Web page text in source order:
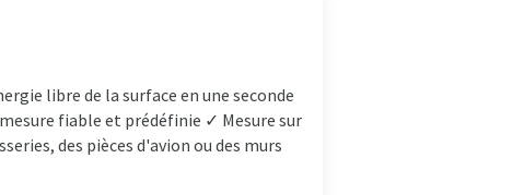
libre de la surface en une seconde
fiable et prédéfinie ✓ Mesure sur
des pièces d'avion ou des murs